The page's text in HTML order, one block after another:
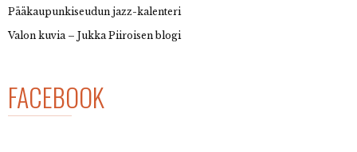
Pääkaupunkiseudun jazz-kalenteri
Valon kuvia – Jukka Piiroisen blogi
FACEBOOK